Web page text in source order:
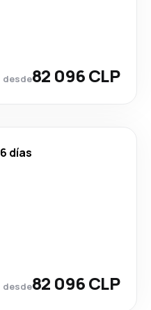
desde82 096 CLP
6 días
desde82 096 CLP